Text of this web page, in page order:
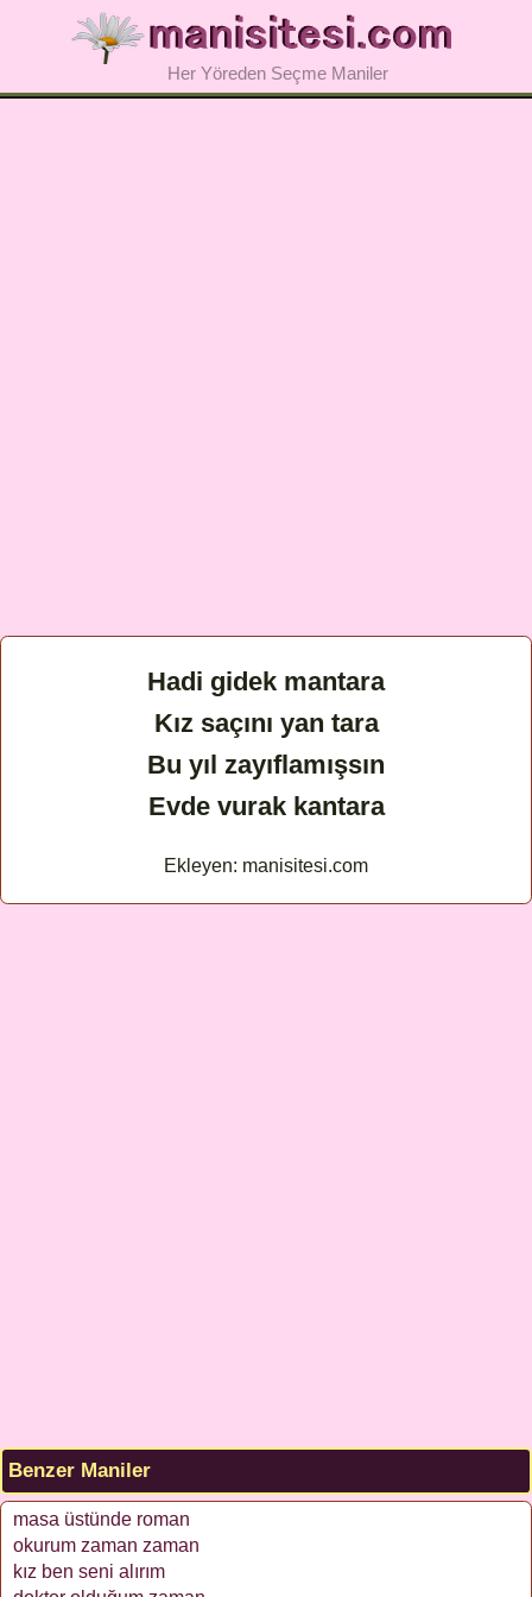
Her Yöreden Seçme Maniler
Hadi gidek mantara
Kız saçını yan tara
Bu yıl zayıflamışsın
Evde vurak kantara
Ekleyen: manisitesi.com
Benzer Maniler
masa üstünde roman
okurum zaman zaman
kız ben seni alırım